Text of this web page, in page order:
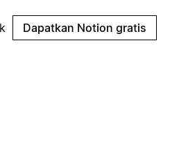
Dapatkan Notion gratis